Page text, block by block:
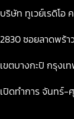
บริษัท ทูเวย์เรดิโอ
2830 ซอยลาดพร้า
เขตบางกะปิ กรุงเ
เปิดทำการ จันทร์-